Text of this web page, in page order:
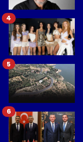
4
5
6